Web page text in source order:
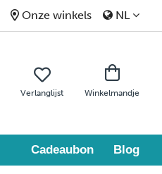
Onze winkels NL
Verlanglijst Winkelmandje
Cadeaubon Blog